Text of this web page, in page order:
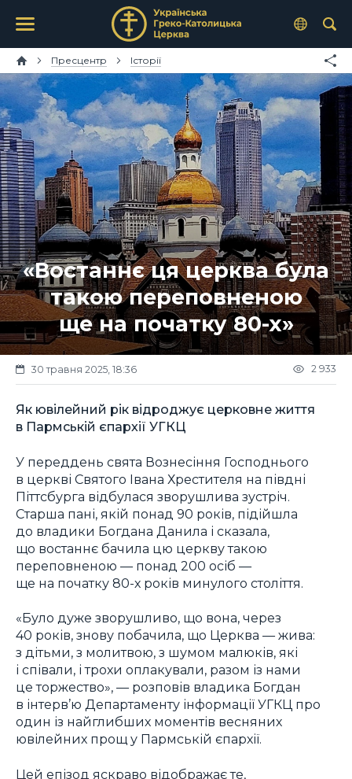
Пресцентр Історії
«Востаннє ця церква була
такою переповненою
ще на початку 80-х»
30 травня 2025, 18:36 2 933
Як ювілейний рік відроджує церковне життя
в Пармській єпархії УГКЦ
У переддень свята Вознесіння Господнього
в церкві Святого Івана Хрестителя на півдні
Піттсбурга відбулася зворушлива зустріч.
Старша пані, якій понад 90 років, підійшла
до владики Богдана Данила і сказала,
що востаннє бачила цю церкву такою
переповненою — понад 200 осіб —
ще на початку 80-х років минулого століття.
«Було дуже зворушливо, що вона, через
40 років, знову побачила, що Церква — жива:
з дітьми, з молитвою, з шумом малюків, які
і співали, і трохи оплакували, разом із нами
це торжество», — розповів владика Богдан
в інтерв’ю Департаменту інформації УГКЦ про
один із найглибших моментів весняних
ювілейних прощ у Пармській єпархії.
Цей епізод яскраво відображає те,